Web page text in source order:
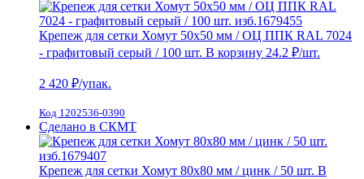
Крепеж для сетки Хомут 50х50 мм / ОЦ ППК RAL 7024
- графитовый серый / 100 шт. В корзину 24.2 ₽/шт.
2 420 ₽/упак.
Код 1202536-0390
Сделано в СКМТ
Крепеж для сетки Хомут 80х80 мм / цинк / 50 шт. В